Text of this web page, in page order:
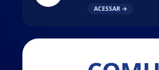
ACESSAR →